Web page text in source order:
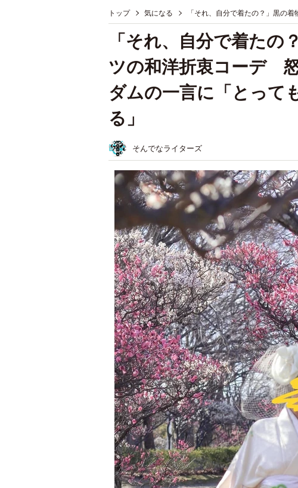
トップ 気になる 「それ、自分で着たの？」黒の
「それ、自分で着たの
ツの和洋折衷コーデ
ダムの一言に「とって
る」
そんでなライターズ